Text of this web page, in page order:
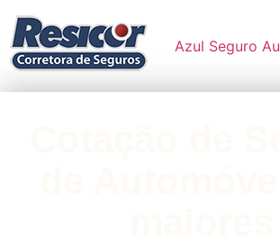
Azul Seguro